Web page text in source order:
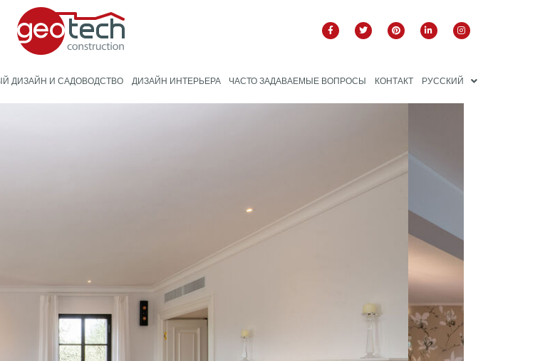
ДИЗАЙН И САДОВОДСТВО ДИЗАЙН ИНТЕРЬЕРА ЧАСТО ЗАДАВАЕМЫЕ ВОПРОСЫ КОНТАКТ РУССКИЙ